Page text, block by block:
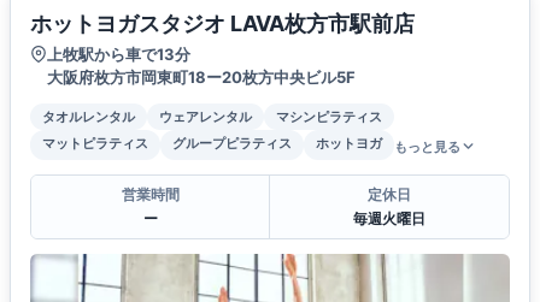
ホットヨガスタジオ LAVA枚方市駅前店
上牧駅から車で13分
大阪府枚方市岡東町18ー20枚方中央ビル5F
タオルレンタル ウェアレンタル
マシンピラティス
マットピラティス
グループピラティス ホットヨガ もっと見る
営業時間
ー
定休日
毎週火曜日